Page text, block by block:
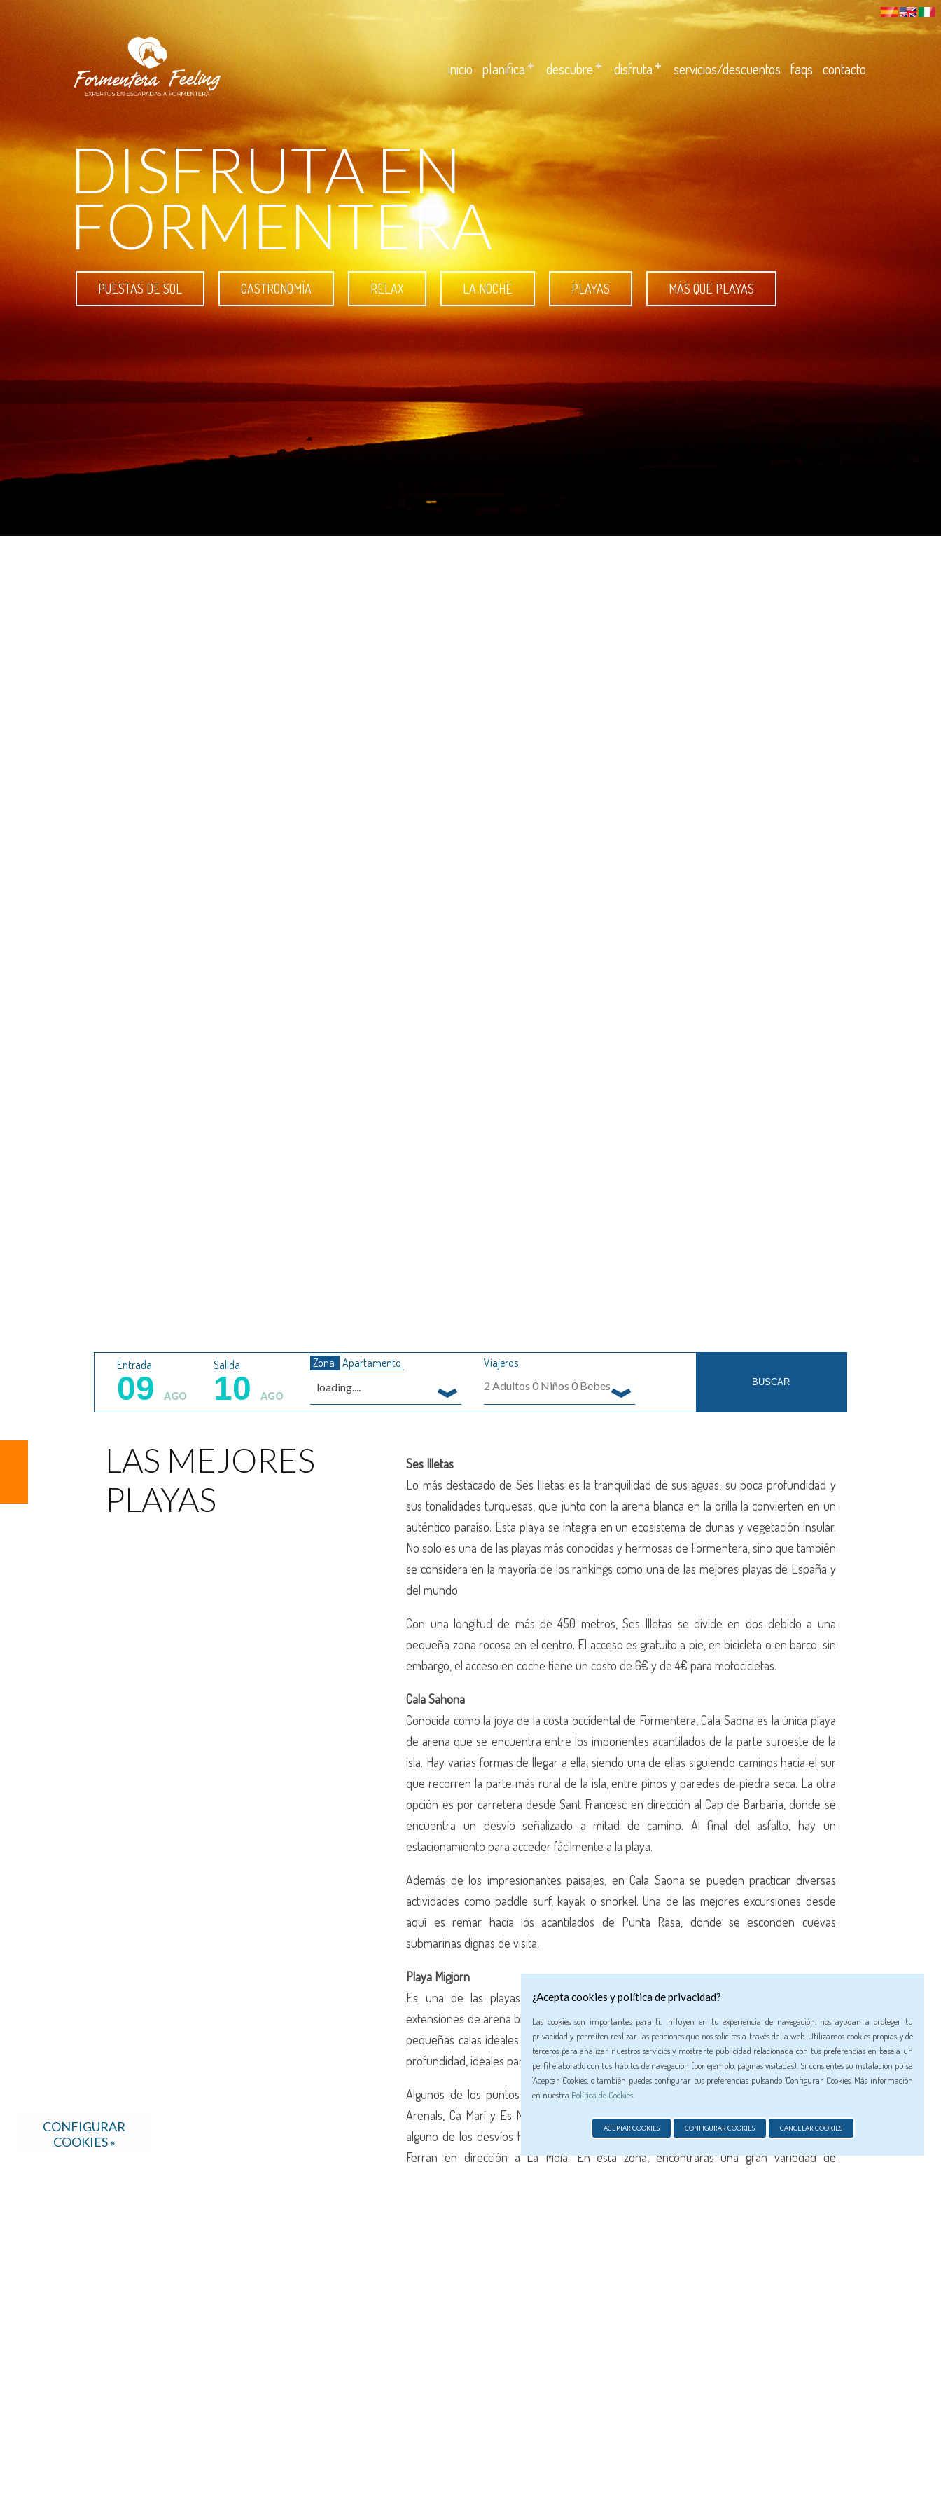
inicio planifica descubre disfruta servicios/descuentos faqs contacto
DISFRUTA EN
FORMENTERA
PUESTAS DE SOL GASTRONOMÍA RELAX LA NOCHE PLAYAS MÁS QUE PLAYAS
Entrada
09 AGO
Salida
10 AGO
Zona Apartamento
loading....
Viajeros
2 Adultos 0Niños 0Bebes
LAS MEJORES
PLAYAS
Ses Illetas
Lo más destacado de Ses Illetas es la tranquilidad de sus aguas, su poca profundidad y
sus tonalidades turquesas, que junto con la arena blanca en la orilla la convierten en un
auténtico paraíso. Esta playa se integra en un ecosistema de dunas y vegetación insular.
No solo es una de las playas más conocidas y hermosas de Formentera, sino que también
se considera en la mayoría de los rankings como una de las mejores playas de España y
del mundo.
Con una longitud de más de 450 metros, Ses Illetas se divide en dos debido a una
pequeña zona rocosa en el centro. El acceso es gratuito a pie, en bicicleta o en barco; sin
embargo, el acceso en coche tiene un costo de 6€ y de 4€ para motocicletas.
Cala Sahona
Conocida como la joya de la costa occidental de Formentera, Cala Saona es la única playa
de arena que se encuentra entre los imponentes acantilados de la parte suroeste de la
isla. Hay varias formas de llegar a ella, siendo una de ellas siguiendo caminos hacia el sur
que recorren la parte más rural de la isla, entre pinos y paredes de piedra seca. La otra
opción es por carretera desde Sant Francesc en dirección al Cap de Barbaria, donde se
encuentra un desvío señalizado a mitad de camino. Al final del asfalto, hay un
estacionamiento para acceder fácilmente a la playa.
Además de los impresionantes paisajes, en Cala Saona se pueden practicar diversas
actividades como paddle surf, kayak o snorkel. Una de las mejores excursiones desde
aquí es remar hacia los acantilados de Punta Rasa, donde se esconden cuevas
submarinas dignas de visita.
Playa Migjorn
Es una de las playas más extensas de la isla, con 5 kilómetros de paradisíacas
extensiones de arena blanca y aguas cristalinas. Las rocas dividen algunas áreas, creando
pequeñas calas ideales para disfrutar en familia debido a sus fondos arenosos de poca
profundidad, ideales para la seguridad de los niños.
Algunos de los puntos destacados de Migjorn incluyen Cala d’es Mort, Es Cupinà, Es
Arenals, Ca Marí y Es Mal Pas. Para acceder a esta parte de la isla, simplemente sigue
alguno de los desvíos hacia el sur en la carretera principal, pasando el pueblo de Sant
Ferran en dirección a La Mola. En esta zona, encontrarás una gran variedad de
CONFIGURAR
COOKIES »
¿Acepta cookies y política de privacidad?
Las cookies son importantes para ti, influyen en tu experiencia de navegación, nos ayudan a proteger tu
privacidad y permiten realizar las peticiones que nos solicites a través de la web. Utilizamos cookies propias y de
terceros para analizar nuestros servicios y mostrarte publicidad relacionada con tus preferencias en base a un
perfil elaborado con tus hábitos de navegación (por ejemplo, páginas visitadas). Si consientes su instalación pulsa
'Aceptar Cookies', o también puedes configurar tus preferencias pulsando 'Configurar Cookies'. Más información
en nuestra Política de Cookies.
ACEPTAR COOKIES CONFIGURAR COOKIES CANCELAR COOKIES